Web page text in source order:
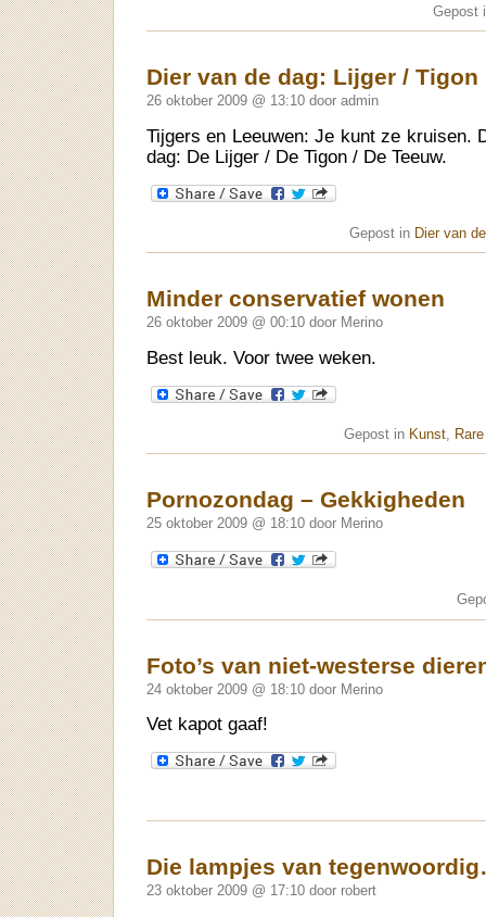
Gepost
Dier van de dag: Lijger / Tigon
26 oktober 2009 @ 13:10 door admin
Tijgers en Leeuwen: Je kunt ze kruisen.
dag: De Lijger / De Tigon / De Teeuw.
Gepost in Dier van
Minder conservatief wonen
26 oktober 2009 @ 00:10 door Merino
Best leuk. Voor twee weken.
Gepost in Kunst
Pornozondag – Gekkigheden
25 oktober 2009 @ 18:10 door Merino
Foto’s van niet-westerse
24 oktober 2009 @ 18:10 door Merino
Vet kapot gaaf!
Die lampjes van
23 oktober 2009 @ 17:10 door robert